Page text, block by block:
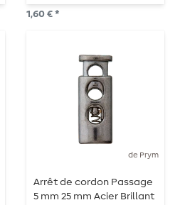
1,60 € *
de Prym
Arrêt de cordon Passage
5 mm 25 mm Acier Brillant